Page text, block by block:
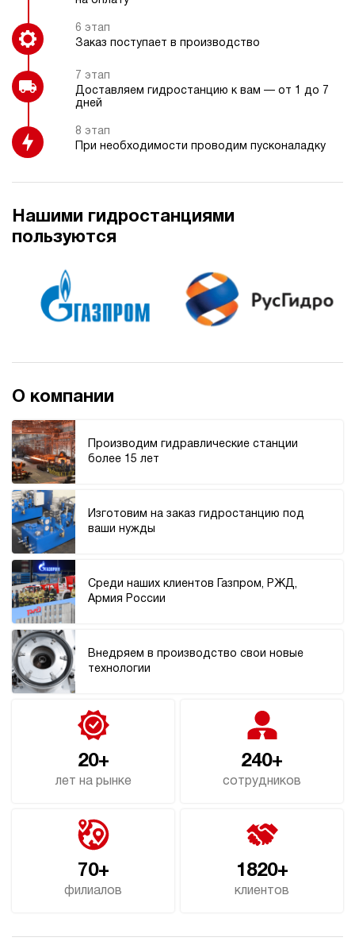
6 этап
Заказ поступает в производство
7 этап
Доставляем гидростанцию к вам — от 1 до 7
дней
8 этап
При необходимости проводим пусконаладку
Нашими гидростанциями
пользуются
О компании
Производим гидравлические станции
более 15 лет
Изготовим на заказ гидростанцию под
ваши нужды
Среди наших клиентов Газпром, РЖД,
Армия России
Внедряем в производство свои новые
технологии
20+
лет на рынке
240+
сотрудников
70+
филиалов
1820+
клиентов